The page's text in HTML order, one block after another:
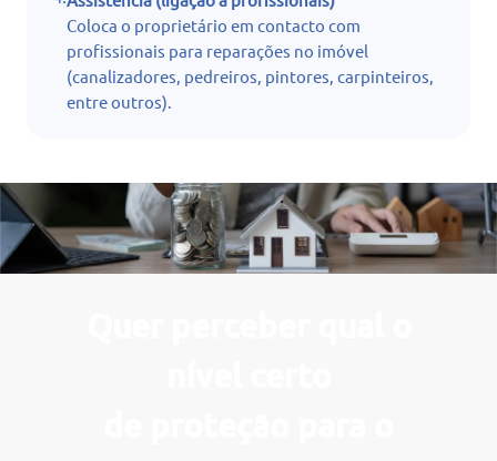
Coloca o proprietário em contacto com
profissionais para reparações no imóvel
(canalizadores, pedreiros, pintores, carpinteiros,
entre outros).